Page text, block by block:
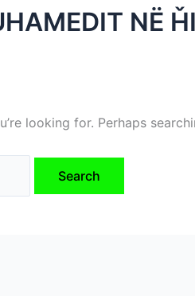
NË
looking for. Perhaps